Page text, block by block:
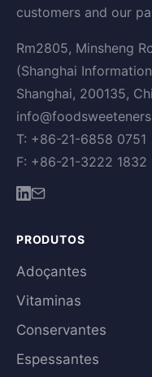
customers and our
Rm2805, Minsheng
(Shanghai
Shanghai, 200135,
T: +86-21-6858 0751
F: +86-21-3222 1832
PRODUTOS
Adoçantes
Vitaminas
Conservantes
Espessantes